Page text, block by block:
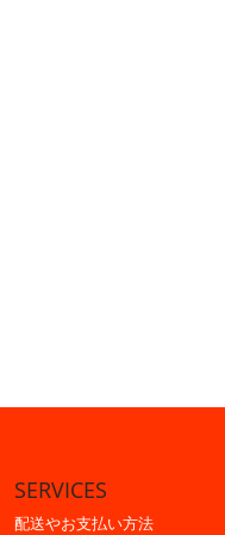
SERVICES
配送やお支払い方法